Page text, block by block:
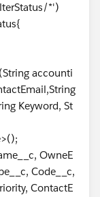
*')
accounti
Keyword, St
OwneE
Code__c,
ContactE